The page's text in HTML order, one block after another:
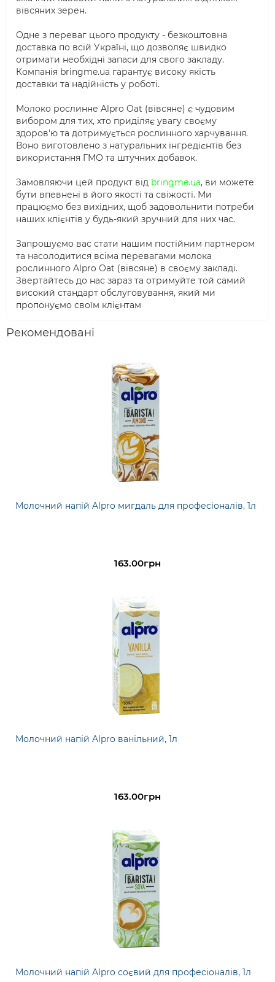
вівсяних зерен.
Одне з переваг цього продукту - безкоштовна
доставка по всій Україні, що дозволяє швидко
отримати необхідні запаси для свого закладу.
Компанія bringme.ua гарантує високу якість
доставки та надійність у роботі.
Молоко рослинне Alpro Oat (вівсяне) є чудовим
вибором для тих, хто приділяє увагу своєму
здоров'ю та дотримується рослинного харчування.
Воно виготовлено з натуральних інгредієнтів без
використання ГМО та штучних добавок.
Замовляючи цей продукт від bringme.ua, ви можете
бути впевнені в його якості та свіжості. Ми
працюємо без вихідних, щоб задовольнити потреби
наших клієнтів у будь-який зручний для них час.
Запрошуємо вас стати нашим постійним партнером
та насолодитися всіма перевагами молока
рослинного Alpro Oat (вівсяне) в своєму закладі.
Звертайтесь до нас зараз та отримуйте той самий
високий стандарт обслуговування, який ми
пропонуємо своїм клієнтам
Рекомендовані
Молочний напій Alpro мигдаль для професіоналів, 1л
163.00грн
Молочний напій Alpro ванільний, 1л
163.00грн
Молочний напій Alpro соєвий для професіоналів, 1л